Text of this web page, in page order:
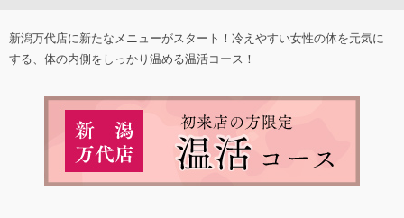
新潟万代店に新たなメニューがスタート！冷えやすい女性の体を元気に
する、体の内側をしっかり温める温活コース！